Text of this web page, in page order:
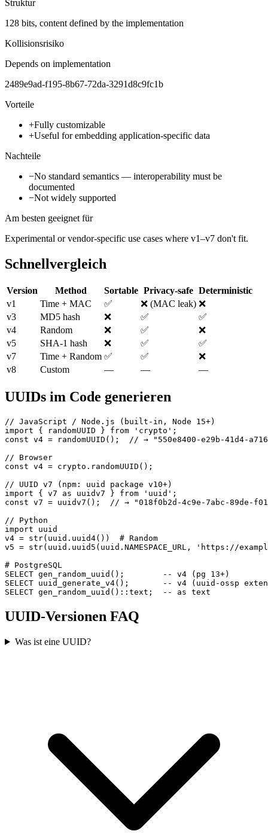
Struktur
128 bits, content defined by the implementation
Kollisionsrisiko
Depends on implementation
2489e9ad-f195-8b67-72da-3291d8c9fc1b
Vorteile
+Fully customizable
+Useful for embedding application-specific data
Nachteile
−No standard semantics — interoperability must be
documented
−Not widely supported
Am besten geeignet für
Experimental or vendor-specific use cases where v1–v7 don't fit.
Schnellvergleich
Version Method Sortable Privacy-safe Deterministic
v1
Time + MAC ✅ ❌ (MAC leak) ❌
v3
MD5 hash ❌ ✅
✅
v4
Random ❌ ✅
❌
v5
SHA-1 hash ❌ ✅
✅
v7
Time + Random ✅ ✅
❌
v8
Custom — — —
UUIDs im Code generieren
// JavaScript / Node.js (built-in, Node 15+)
import { randomUUID } from 'crypto';
const v4 = randomUUID();  // → "550e8400-e29b-41d4-
// Browser
const v4 = crypto.randomUUID();
// UUID v7 (npm: uuid package v10+)
import { v7 as uuidv7 } from 'uuid';
const v7 = uuidv7();  // → "018f0b2d-4c9e-7abc-89de-
// Python
import uuid
v4 = str(uuid.uuid4())  # Random
v5 = str(uuid.uuid5(uuid.NAMESPACE_URL, 'https://
# PostgreSQL
SELECT gen_random_uuid();        -- v4 (pg 13+)
SELECT uuid_generate_v4();       -- v4 (uuid-ossp
SELECT gen_random_uuid()::text;  -- as text
UUID-Versionen FAQ
Was ist eine UUID?